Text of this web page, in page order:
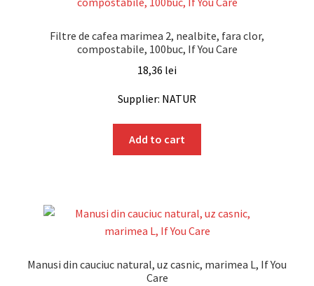
Filtre de cafea marimea 2, nealbite, fara clor,
compostabile, 100buc, If You Care
18,36 lei
Supplier: NATUR
Add to cart
Manusi din cauciuc natural, uz casnic, marimea L, If You
Care